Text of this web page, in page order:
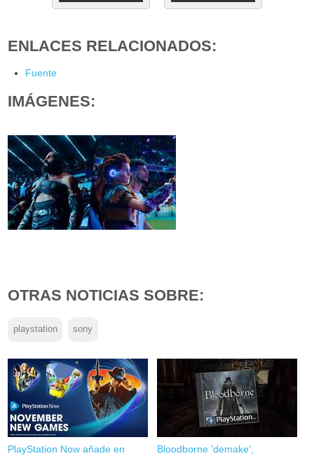
ENLACES RELACIONADOS:
Fuente
IMÁGENES:
OTRAS NOTICIAS SOBRE:
playstation sony
PlayStation Now añade en
Bloodborne 'demake',